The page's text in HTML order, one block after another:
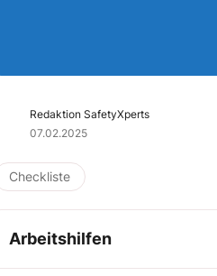
Redaktion SafetyXperts
07.02.2025
Checkliste
Arbeitshilfen